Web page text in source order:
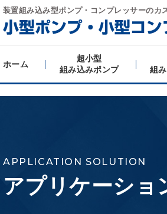
装置組み込み型ポンプ・コンプレッサーのカ
ホーム
超小型
組み込みポンプ
組
APPLICATION SOLUTION
アプリケーショ